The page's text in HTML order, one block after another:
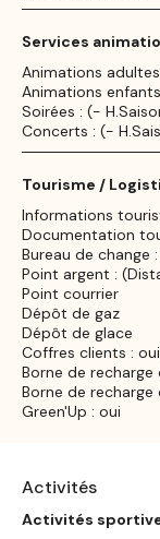
Services
Animations
Animations
Soirées : (-
Concerts : (-
Tourisme /
Informations
Documentation
Bureau de change
Point argent :
Point courrier
Dépôt de gaz
Dépôt de glace
Coffres clients : oui
Borne de
Borne de recharge
Green'Up : oui
Activités
Activités